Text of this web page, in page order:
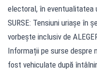
electoral, în eventualitatea
SURSE: Tensiuni uriașe în
vorbește inclusiv de
Informații pe surse despre
fost vehiculate după